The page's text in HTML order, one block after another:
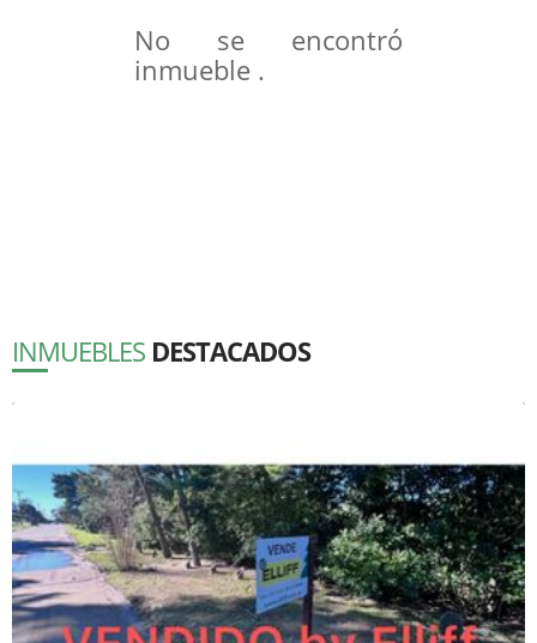
No se encontró
inmueble .
INMUEBLES DESTACADOS